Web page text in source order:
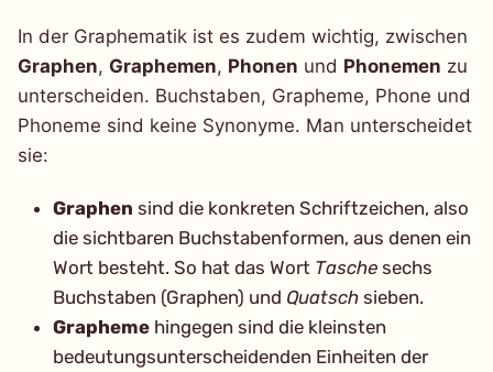
In der Graphematik ist es zudem wichtig, zwischen
Graphen, Graphemen, Phonen und Phonemen zu
unterscheiden. Buchstaben, Grapheme, Phone und
Phoneme sind keine Synonyme. Man unterscheidet
sie:
Graphen sind die konkreten Schriftzeichen, also
die sichtbaren Buchstabenformen, aus denen ein
Wort besteht. So hat das Wort Tasche sechs
Buchstaben (Graphen) und Quatsch sieben.
Grapheme hingegen sind die kleinsten
bedeutungsunterscheidenden Einheiten der